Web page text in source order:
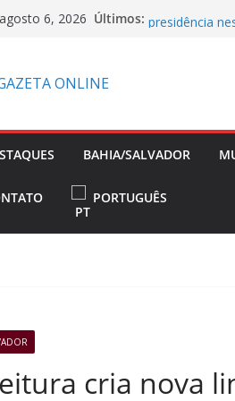
6, 2026 Últimos: Flávio
Frente Fria
BAHIA/SALVADOR
PORTUGUÊS
cria nova